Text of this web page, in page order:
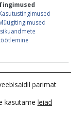
, E-R 09:00-16:00
parimat
kasutame leiad